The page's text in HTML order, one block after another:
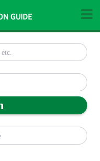
GUIDE